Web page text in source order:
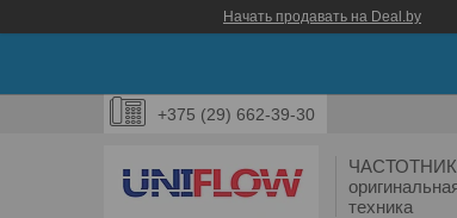
Начать продавать на Deal.by
+375 (29) 662-39-30
техника